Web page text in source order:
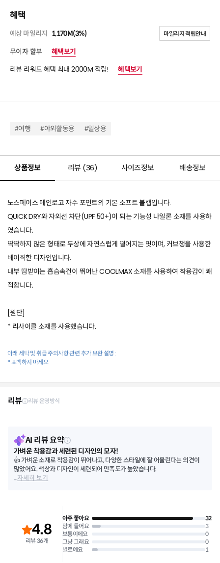
혜택
예상 마일리지 1,170M(3%) 마일리지 적립안내
무이자 할부
혜택보기
리뷰 리워드 혜택 최대 2000M 적립!
혜택보기
#여행 #야외활동용 #일상용
상품정보 리뷰 (36) 사이즈정보 배송정보
노스페이스 메인로고 자수 포인트의 기본 소프트 볼캡입니다.
QUICK DRY와 자외선 차단(UPF 50+)이 되는 기능성 나일론 소재를 사용하
였습니다.
딱딱하지 않은 형태로 두상에 자연스럽게 떨어지는 핏이며, 커브챙을 사용한
베이직한 디자인입니다.
내부 땀받이는 흡습속건이 뛰어난 COOLMAX 소재를 사용하여 착용감이 쾌
적합니다.
[원단]
* 리사이클 소재를 사용했습니다.
아래 세탁 및 취급 주의사항 관련 추가 보완 설명 :
* 표백하지 마세요.